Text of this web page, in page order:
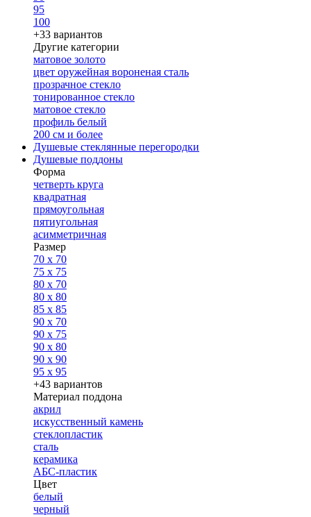
95
100
+33 вариантов
Другие категории
матовое золото
цвет оружейная вороненая сталь
прозрачное стекло
тонированное стекло
матовое стекло
профиль белый
200 см и более
Душевые стеклянные перегородки
Душевые поддоны
Форма
четверть круга
квадратная
прямоугольная
пятиугольная
асимметричная
Размер
70 x 70
75 x 75
80 x 70
80 x 80
85 x 85
90 x 70
90 x 75
90 x 80
90 x 90
95 x 95
+43 вариантов
Материал поддона
акрил
искусственный камень
стеклопластик
сталь
керамика
АБС-пластик
Цвет
белый
черный